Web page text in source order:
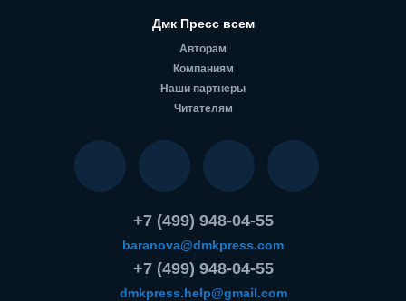
Дмк Пресс всем
Авторам
Компаниям
Наши партнеры
Читателям
+7 (499) 948-04-55
baranova@dmkpress.com
+7 (499) 948-04-55
dmkpress.help@gmail.com